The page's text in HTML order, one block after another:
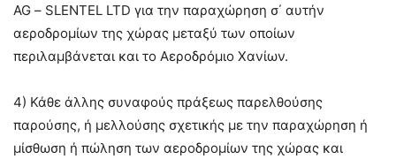
AG – SLENTEL LTD για την παραχώρηση σ΄ αυτήν
αεροδρομίων της χώρας μεταξύ των οποίων
περιλαμβάνεται και το Αεροδρόμιο Χανίων.
4) Κάθε άλλης συναφούς πράξεως παρελθούσης
παρούσης, ή μελλούσης σχετικής με την παραχώρηση ή
μίσθωση ή πώληση των αεροδρομίων της χώρας και